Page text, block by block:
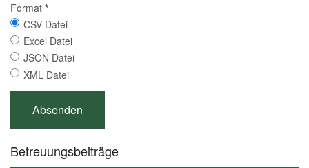
Format *
CSV Datei
Excel Datei
JSON Datei
XML Datei
Betreuungsbeiträge